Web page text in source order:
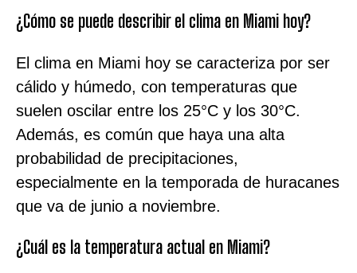
¿Cómo se puede describir el clima en Miami hoy?
El clima en Miami hoy se caracteriza por ser
cálido y húmedo, con temperaturas que
suelen oscilar entre los 25°C y los 30°C.
Además, es común que haya una alta
probabilidad de precipitaciones,
especialmente en la temporada de huracanes
que va de junio a noviembre.
¿Cuál es la temperatura actual en Miami?